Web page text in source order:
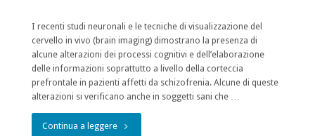
I recenti studi neuronali e le tecniche di visualizzazione del
cervello in vivo (brain imaging) dimostrano la presenza di
alcune alterazioni dei processi cognitivi e dell’elaborazione
delle informazioni soprattutto a livello della corteccia
prefrontale in pazienti affetti da schizofrenia. Alcune di queste
alterazioni si verificano anche in soggetti sani che …
Continua a leggere"genetica